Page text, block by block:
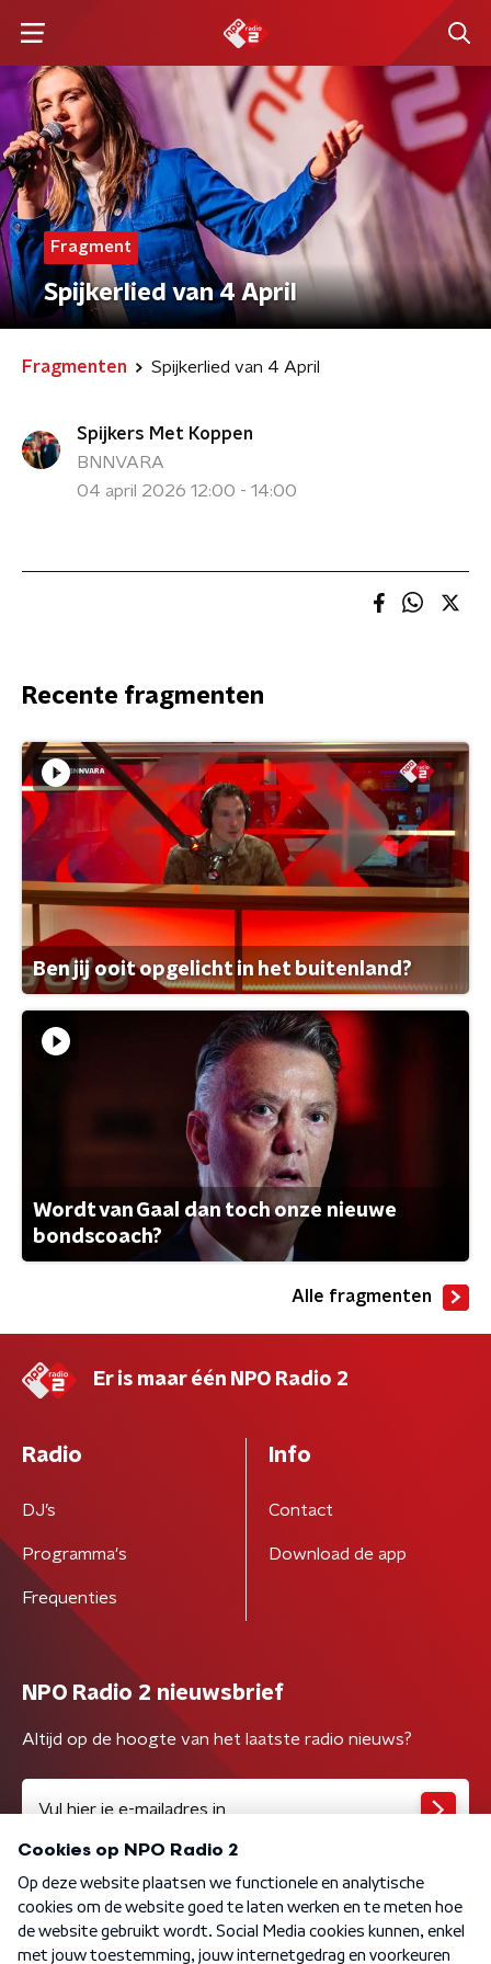
Fragment
Spijkerlied van 4 April
Fragmenten Spijkerlied van 4 April
Spijkers Met Koppen
BNNVARA
04 april 2026 12:00 - 14:00
Recente fragmenten
Ben jij ooit opgelicht in het buitenland?
Wordt van Gaal dan toch onze nieuwe
bondscoach?
Alle fragmenten
Er is maar één NPO Radio 2
Radio
DJ’s
Programma's
Frequenties
Info
Contact
Download de app
NPO Radio 2 nieuwsbrief
Altijd op de hoogte van het laatste radio nieuws?
Algemene voorwaarden